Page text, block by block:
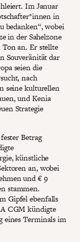
Im Januar
in
bedanken“, wobei
in der Sahelzone
an. Er stellte
Souveränität dar
seien die
nach
seine kulturellen
und Kenia
Strategie
Betrag
künstliche
an, wobei
und € 9
stammen.
Gipfel ebenfalls
CGM kündigte
eines Terminals im